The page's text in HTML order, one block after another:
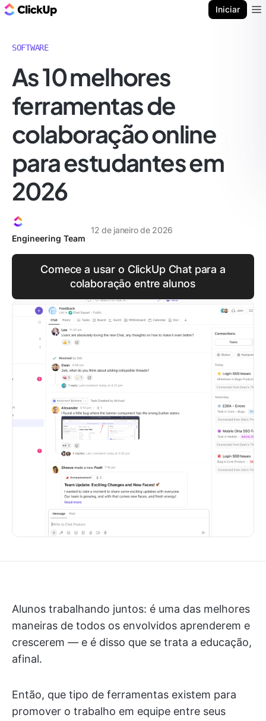
Iniciar
SOFTWARE
As 10 melhores
ferramentas de
colaboração online
para estudantes em
2026
Engineering Team
12 de janeiro de 2026
Comece a usar o ClickUp Chat para a
colaboração entre alunos
Alunos trabalhando juntos: é uma das melhores
maneiras de todos os envolvidos aprenderem e
crescerem — e é disso que se trata a educação,
afinal.
Então, que tipo de ferramentas existem para
promover o trabalho em equipe entre seus